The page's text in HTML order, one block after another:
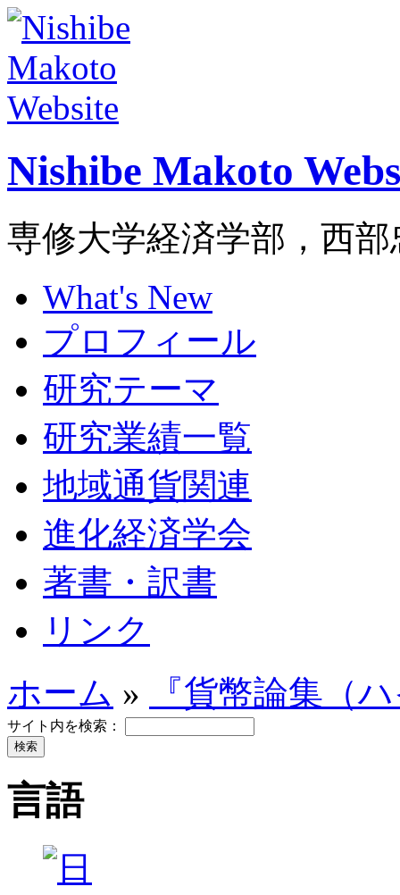
Nishibe Makoto
専修大学経済学部，西
What's New
プロフィール
研究テーマ
研究業績一覧
地域通貨関連
進化経済学会
著書・訳書
リンク
ホーム » 『貨幣論集（
サイト内を検索：
言語